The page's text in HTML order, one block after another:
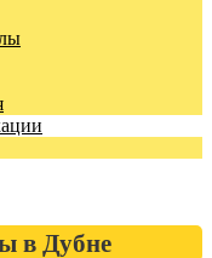
в Дубне